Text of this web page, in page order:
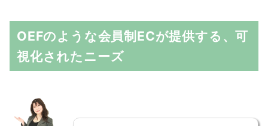
OEFのような会員制ECが提供する、可
視化されたニーズ